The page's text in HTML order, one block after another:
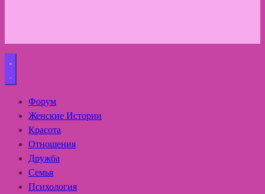
Форум
Женские Истории
Красота
Отношения
Дружба
Семья
Психология